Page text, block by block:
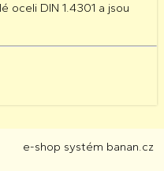
oceli DIN 1.4301 a jsou
e-shop systém banan.cz